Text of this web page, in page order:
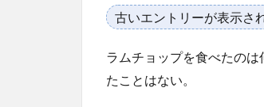
古いエントリーが表示さ
ラムチョップを食べたの
たことはない。